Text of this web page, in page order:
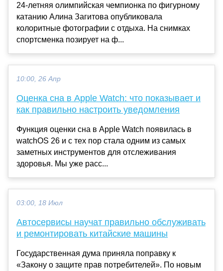
24-летняя олимпийская чемпионка по фигурному
катанию Алина Загитова опубликовала
колоритные фотографии с отдыха. На снимках
спортсменка позирует на ф...
10:00, 26 Апр
Оценка сна в Apple Watch: что показывает и
как правильно настроить уведомления
Функция оценки сна в Apple Watch появилась в
watchOS 26 и с тех пор стала одним из самых
заметных инструментов для отслеживания
здоровья. Мы уже расс...
03:00, 18 Июл
Автосервисы научат правильно обслуживать
и ремонтировать китайские машины
Государственная дума приняла поправку к
«Закону о защите прав потребителей». По новым